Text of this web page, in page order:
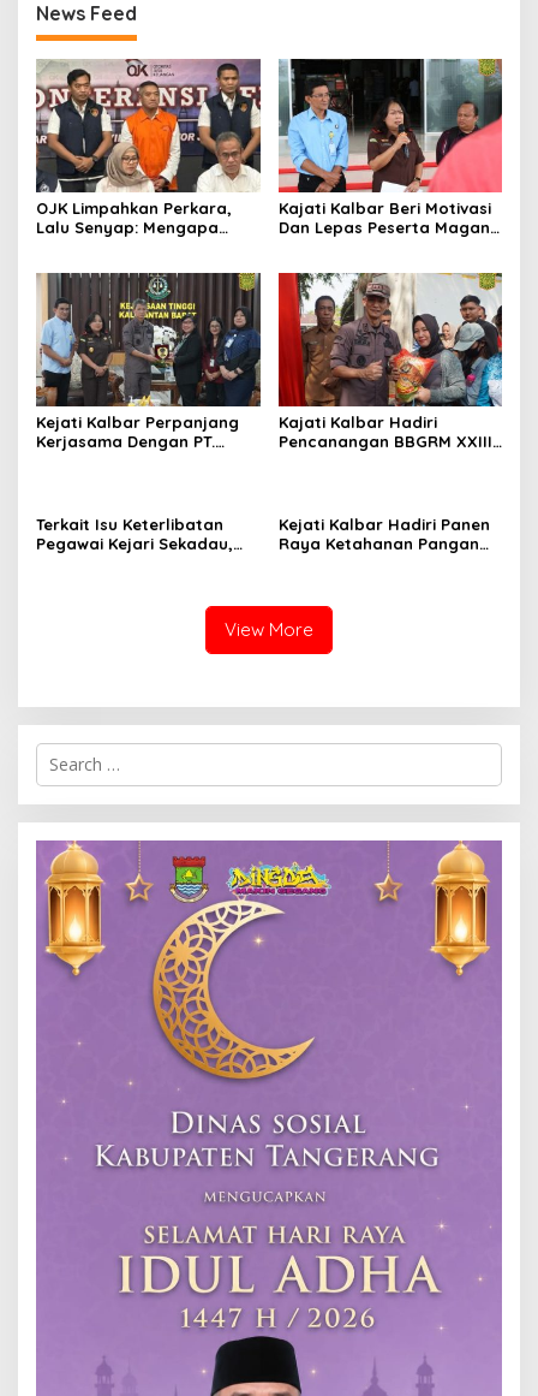
News Feed
OJK Limpahkan Perkara,
Lalu Senyap: Mengapa
dari Pemberitaan?
Kajati Kalbar Beri Motivasi
Dan Lepas Peserta Magang
Kejati Kalbar Perpanjang
Kerjasama Dengan PT.
Kajati Kalbar Hadiri
Pencanangan BBGRM XXIII,
2026
Terkait Isu Keterlibatan
Pegawai Kejari Sekadau,
Kejati Kalbar Hadiri Panen
Raya Ketahanan Pangan
View More
Search
for: